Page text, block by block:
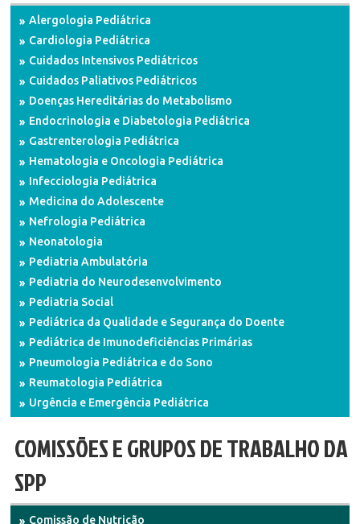
Alergologia Pediátrica
Cardiologia Pediátrica
Cuidados Intensivos Pediátricos
Cuidados Paliativos Pediátricos
Doenças Hereditárias do Metabolismo
Endocrinologia e Diabetologia Pediátrica
Gastrenterologia Pediátrica
Hematologia e Oncologia Pediátrica
Infecciologia Pediátrica
Medicina do Adolescente
Nefrologia Pediátrica
Neonatologia
Pediatria Ambulatória
Pediatria do Neurodesenvolvimento
Pediatria Social
Pediátrica da Qualidade e Segurança do Doente
Pediátrica de Imunodeficiências Primárias
Pneumologia Pediátrica e do Sono
Reumatologia Pediátrica
Urgência e Emergência Pediátrica
COMISSÕES E GRUPOS DE TRABALHO DA
SPP
Comissão de Nutrição